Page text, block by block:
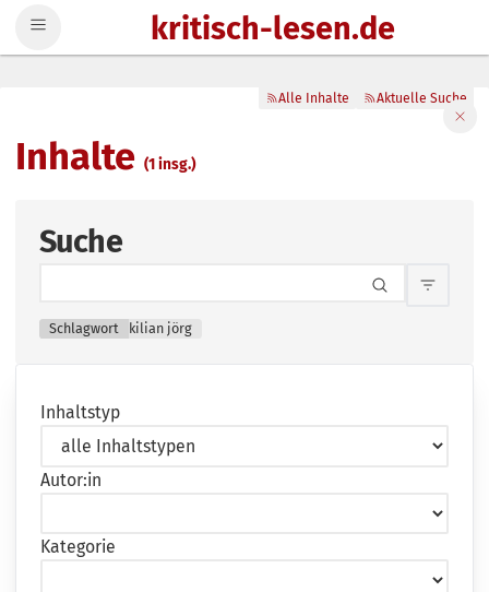
kritisch-lesen.de
Inhalte(1 insg.)
Alle Inhalte Aktuelle Suche
Suche
Schlagwort kilian jörg
Inhaltstyp
Autor:in
Kategorie